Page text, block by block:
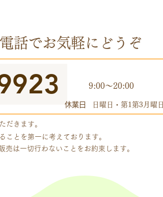
話でお気軽にどうぞ
9:00～20:00
休業日 日曜日・第1第3月曜日
だきます。
とを第一に考えております。
売は一切行わないことをお約束します。